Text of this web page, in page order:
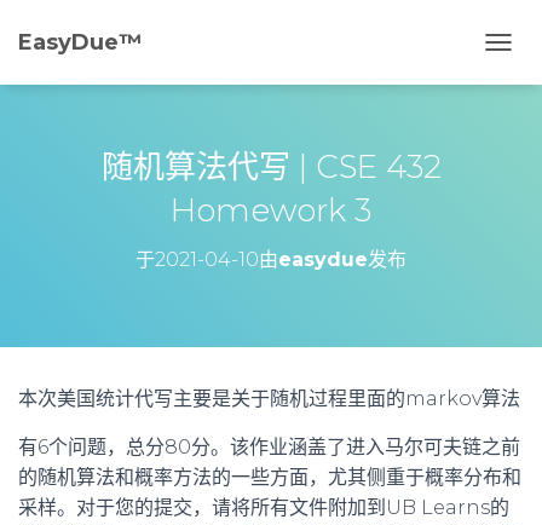
EasyDue™️
换
随机算法代写 | CSE 432
Homework 3
于2021-04-10由easydue发布
本次美国统计代写主要是关于随机过程里面的markov算法
有6个问题，总分80分。该作业涵盖了进入马尔可夫链之前
的随机算法和概率方法的一些方面，尤其侧重于概率分布和
采样。对于您的提交，请将所有文件附加到UB Learns的